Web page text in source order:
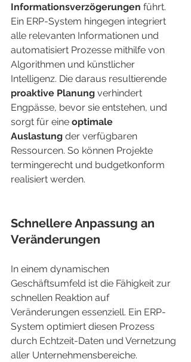
Informationsverzögerungen führt.
Ein ERP-System hingegen integriert
alle relevanten Informationen und
automatisiert Prozesse mithilfe von
Algorithmen und künstlicher
Intelligenz. Die daraus resultierende
proaktive Planung verhindert
Engpässe, bevor sie entstehen, und
sorgt für eine optimale
Auslastung der verfügbaren
Ressourcen. So können Projekte
termingerecht und budgetkonform
realisiert werden.
Schnellere Anpassung an
Veränderungen
In einem dynamischen
Geschäftsumfeld ist die Fähigkeit zur
schnellen Reaktion auf
Veränderungen essenziell. Ein ERP-
System optimiert diesen Prozess
durch Echtzeit-Daten und Vernetzung
aller Unternehmensbereiche.